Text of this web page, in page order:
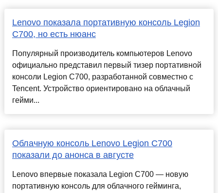
Lenovo показала портативную консоль Legion
C700, но есть нюанс
Популярный производитель компьютеров Lenovo
официально представил первый тизер портативной
консоли Legion C700, разработанной совместно с
Tencent. Устройство ориентировано на облачный
гейми...
Облачную консоль Lenovo Legion C700
показали до анонса в августе
Lenovo впервые показала Legion C700 — новую
портативную консоль для облачного гейминга,